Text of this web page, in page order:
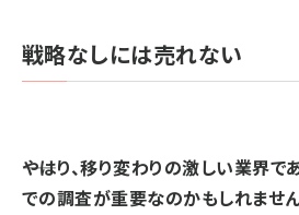
戦略なしには売れない
⸺やはり、移り変わりの激しい業界で
での調査が重要なのかもしれませ